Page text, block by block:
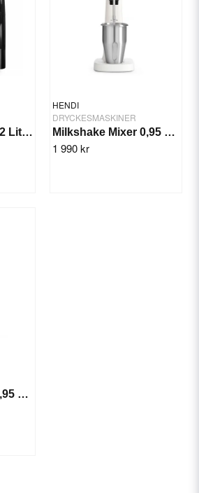
Slushmaskin 2x 12 Liter Arktic
HENDI
DRYCKESMASKINER
Milkshake Mixer 0,95 Ltr. Vit, Bronwasser
1 990 kr
Milkshake Mixer 0,95 Ltr. Svart, Bronwasser
mmmin fråga